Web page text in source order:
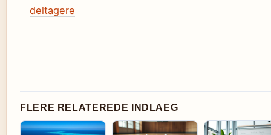
deltagere
FLERE RELATEREDE INDLAEG